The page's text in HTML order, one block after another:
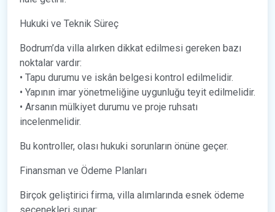
Hukuki ve Teknik Süreç
Bodrum’da villa alırken dikkat edilmesi gereken bazı
noktalar vardır:
• Tapu durumu ve iskân belgesi kontrol edilmelidir.
• Yapının imar yönetmeliğine uygunluğu teyit edilmelidir.
• Arsanın mülkiyet durumu ve proje ruhsatı
incelenmelidir.
Bu kontroller, olası hukuki sorunların önüne geçer.
Finansman ve Ödeme Planları
Birçok geliştirici firma, villa alımlarında esnek ödeme